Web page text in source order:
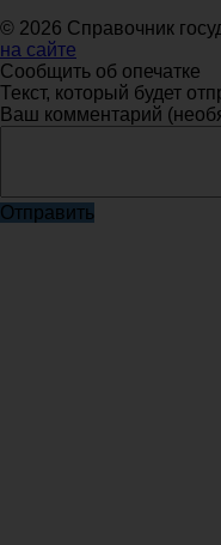
© 2026 Справочник
на сайте
Сообщить об опечатке
Текст, который будет
Ваш комментарий
Отправить